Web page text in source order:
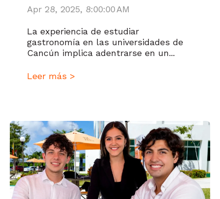
Apr 28, 2025, 8:00:00 AM
La experiencia de estudiar
gastronomía en las universidades de
Cancún implica adentrarse en un...
Leer más >